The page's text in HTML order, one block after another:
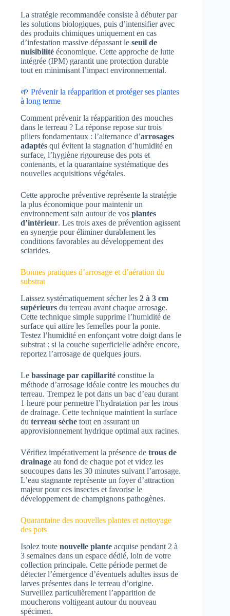
La stratégie recommandée consiste à débuter par
les solutions biologiques, puis d’intensifier avec
des produits chimiques uniquement en cas
d’infestation massive dépassant le seuil de
nuisibilité économique. Cette approche de lutte
intégrée (IPM) garantit une protection durable
tout en minimisant l’impact environnemental.
🌱 Prévenir la réapparition et protéger ses plantes
à long terme
Comment prévenir la réapparition des mouches
dans le terreau ? La réponse repose sur trois
piliers fondamentaux : l’alternance d’arrosages
adaptés qui évitent la stagnation d’humidité en
surface, l’hygiène rigoureuse des pots et
contenants, et la quarantaine systématique des
nouvelles acquisitions végétales.
Cette approche préventive représente la stratégie
la plus économique pour maintenir un
environnement sain autour de vos plantes
d’intérieur. Les trois axes de prévention agissent
en synergie pour éliminer durablement les
conditions favorables au développement des
sciarides.
Bonnes pratiques d’arrosage et d’aération du
substrat
Laissez systématiquement sécher les 2 à 3 cm
supérieurs du terreau avant chaque arrosage.
Cette technique simple supprime l’humidité de
surface qui attire les femelles pour la ponte.
Testez l’humidité en enfonçant votre doigt dans le
substrat : si la couche superficielle adhère encore,
reportez l’arrosage de quelques jours.
Le bassinage par capillarité constitue la
méthode d’arrosage idéale contre les mouches du
terreau. Trempez le pot dans un bac d’eau durant
1 heure pour permettre l’hydratation par les trous
de drainage. Cette technique maintient la surface
du terreau sèche tout en assurant un
approvisionnement hydrique optimal aux racines.
Vérifiez impérativement la présence de trous de
drainage au fond de chaque pot et videz les
soucoupes dans les 30 minutes suivant l’arrosage.
L’eau stagnante représente un foyer d’attraction
majeur pour ces insectes et favorise le
développement de champignons pathogènes.
Quarantaine des nouvelles plantes et nettoyage
des pots
Isolez toute nouvelle plante acquise pendant 2 à
3 semaines dans un espace dédié, loin de votre
collection principale. Cette période permet de
détecter l’émergence d’éventuels adultes issus de
larves présentes dans le terreau d’origine.
Surveillez particulièrement l’apparition de
moucherons voltigeant autour du nouveau
spécimen.